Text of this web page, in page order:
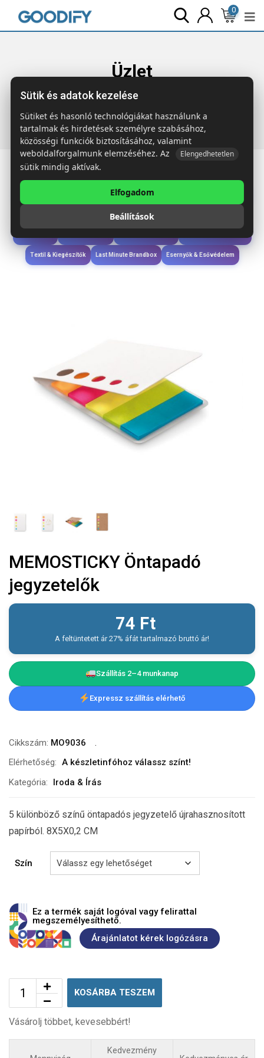
0
Üzlet
Főoldal Termékek Iroda & Írás
jegyzetelők
Étkezés & Ivás
Wellness & Ápolás
Textil & Kiegészítők Last Minute Brandbox Esernyők & Esővédelem
MEMOSTICKY Öntapadó
jegyzetelők
74 Ft
A feltüntetett ár 27% áfát tartalmazó bruttó ár!
Szállítás 2–4 munkanap
Expressz szállítás elérhető
Cikkszám: MO9036
Elérhetőség: A készletinfóhoz válassz színt!
Kategória:
Iroda & Írás
5 különböző színű öntapadós jegyzetelő újrahasznosított
papírból. 8X5X0,2 CM
Szín
Ez a termék saját logóval vagy felirattal
megszemélyesíthető.
Árajánlatot kérek logózásra
KOSÁRBA TESZEM
Vásárolj többet, kevesebbért!
Kedvezmény
Sütik és adatok kezelése
Sütiket és hasonló technológiákat használunk a
tartalmak és hirdetések személyre szabásához,
közösségi funkciók biztosításához, valamint
weboldalforgalmunk elemzéséhez. Az
Elengedhetetlen
sütik mindig aktívak.
Elfogadom
Beállítások